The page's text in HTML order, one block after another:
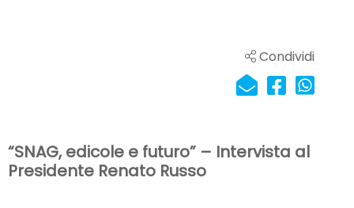
Condividi
“SNAG, edicole e futuro” – Intervista al
Presidente Renato Russo